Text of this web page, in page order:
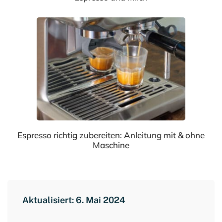
Espresso richtig zubereiten: Anleitung mit & ohne
Maschine
Aktualisiert: 6. Mai 2024